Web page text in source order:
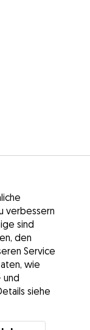
verbessern
sind
den
Service
wie
und
siehe